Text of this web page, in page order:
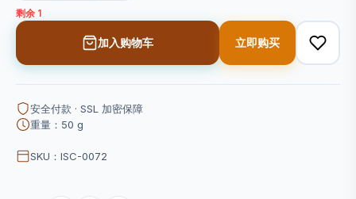
剩余 1
加入购物车 立即购买
安全付款 · SSL 加密保障
重量：50 g
SKU：ISC-0072